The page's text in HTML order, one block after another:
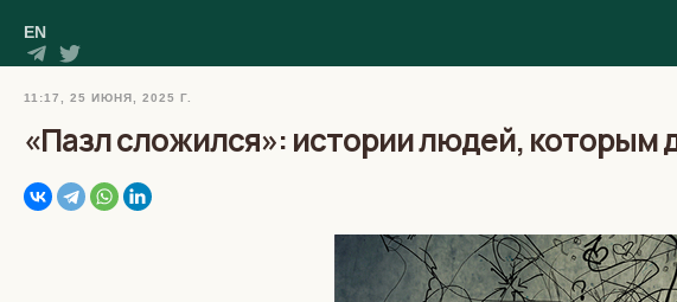
EN
11:17, 25 ИЮНЯ, 2025 Г.
«Пазл сложился»: истории людей, которым